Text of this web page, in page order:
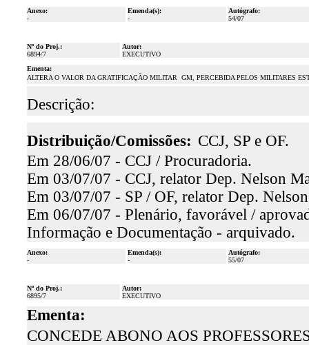
Anexo:
-
Emenda(s):
-
Autógrafo:
54/07
Nº do Proj.:
6894/7
Autor:
EXECUTIVO
Ementa:
ALTERA O VALOR DA GRATIFICAÇÃO MILITAR  GM, PERCEBIDA PELOS MILITARES
Descrição:
Distribuição/Comissões: CCJ, SP e OF.
Em 28/06/07 - CCJ / Procuradoria.
Em 03/07/07 - CCJ, relator Dep. Nelson
Em 03/07/07 - SP / OF, relator Dep.
Em 06/07/07 - Plenário, favorável /
Informação e Documentação - arquivado.
Anexo:
-
Emenda(s):
-
Autógrafo:
55/07
Nº do Proj.:
6895/7
Autor:
EXECUTIVO
Ementa:
CONCEDE ABONO AOS